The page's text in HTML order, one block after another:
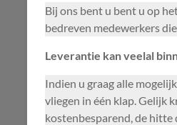
Bij ons bent u bent u op
bedreven medewerkers
Leverantie kan veelal
Indien u graag alle
vliegen in één klap. Gelijk
kostenbesparend, de